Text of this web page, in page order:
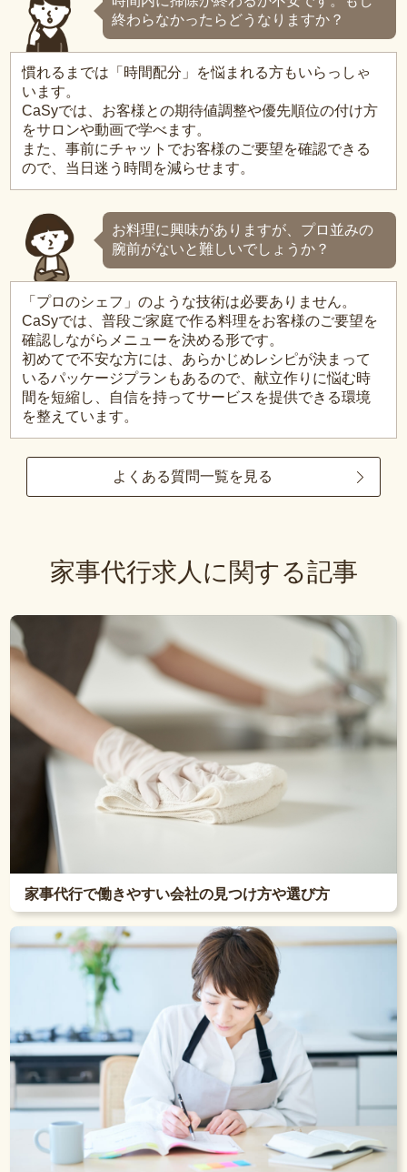
終わらなかったらどうなりますか？
慣れるまでは「時間配分」を悩まれる方もいらっしゃ
います。
CaSyでは、お客様との期待値調整や優先順位の付け方
をサロンや動画で学べます。
また、事前にチャットでお客様のご要望を確認できる
ので、当日迷う時間を減らせます。
お料理に興味がありますが、プロ並みの
腕前がないと難しいでしょうか？
「プロのシェフ」のような技術は必要ありません。
CaSyでは、普段ご家庭で作る料理をお客様のご要望を
確認しながらメニューを決める形です。
初めてで不安な方には、あらかじめレシピが決まって
いるパッケージプランもあるので、献立作りに悩む時
間を短縮し、自信を持ってサービスを提供できる環境
を整えています。
よくある質問一覧を見る
家事代行求人に関する記事
家事代行で働きやすい会社の見つけ方や選び方